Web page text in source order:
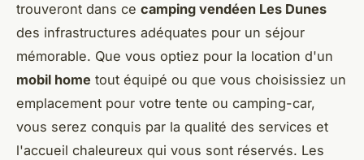
trouveront dans ce camping vendéen Les Dunes
des infrastructures adéquates pour un séjour
mémorable. Que vous optiez pour la location d'un
mobil home tout équipé ou que vous choisissiez un
emplacement pour votre tente ou camping-car,
vous serez conquis par la qualité des services et
l'accueil chaleureux qui vous sont réservés. Les